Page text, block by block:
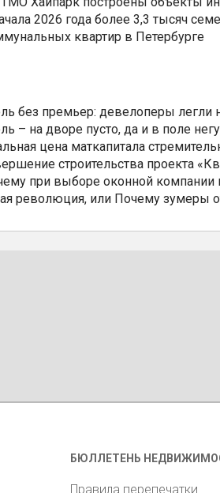
2026 года более 3,3 тысяч
квартир в Петербурге
без премьер: девелоперы легли
– на дворе пусто, да и в поле
цена маткапитала
строительства проекта
при выборе оконной компании
революция, или Почему зумеры
БЮЛЛЕТЕНЬ
Правила перепечатки